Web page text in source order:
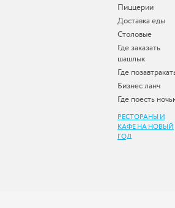
Пиццерии
Доставка еды
Столовые
Где заказать
шашлык
Где
Бизнес ланч
Где поесть
РЕСТОРАНЫ И
КАФЕ НА НОВЫЙ
ГОД